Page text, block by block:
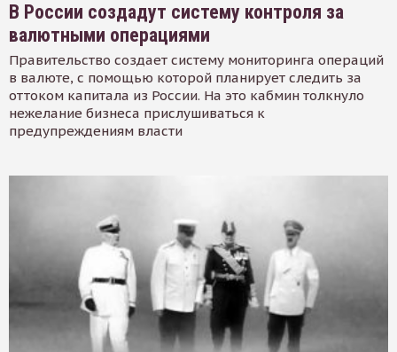
В России создадут систему контроля за
валютными операциями
Правительство создает систему мониторинга операций
в валюте, с помощью которой планирует следить за
оттоком капитала из России. На это кабмин толкнуло
нежелание бизнеса прислушиваться к
предупреждениям власти